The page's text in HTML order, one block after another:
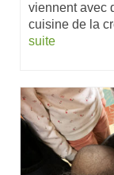
viennent avec
cuisine de la
suite